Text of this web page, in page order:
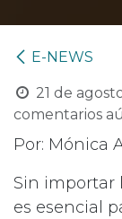
E-NEWS
21 de
comentarios
Por: Mónica
Sin importar
es esencial